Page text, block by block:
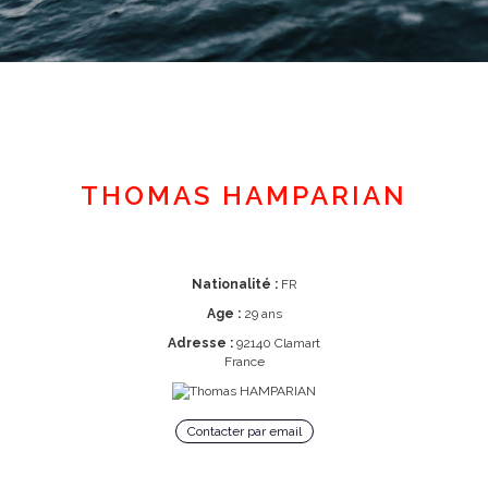
THOMAS HAMPARIAN
Nationalité :FR
Age :29 ans
Adresse : 92140 Clamart
France
Contacter par email